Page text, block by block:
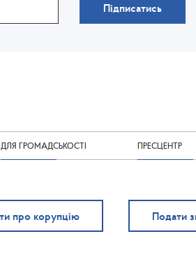
Підписатись
ДЛЯ ГРОМАДСЬКОСТІ ПРЕСЦЕНТР
про корупцію Подати